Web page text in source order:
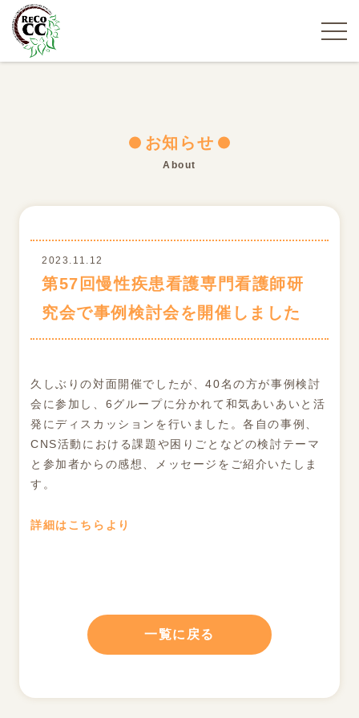
お知らせ
About
2023.11.12
第57回慢性疾患看護専門看護師研
究会で事例検討会を開催しました
久しぶりの対面開催でしたが、40名の方が事例検討
会に参加し、6グループに分かれて和気あいあいと活
発にディスカッションを行いました。各自の事例、
CNS活動における課題や困りごとなどの検討テーマ
と参加者からの感想、メッセージをご紹介いたしま
す。
詳細はこちらより
一覧に戻る